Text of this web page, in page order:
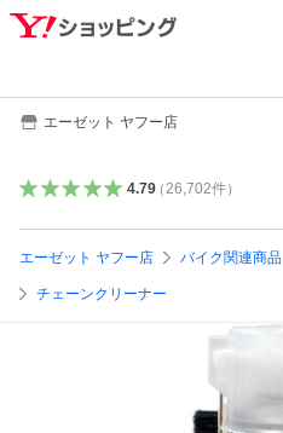
エーゼット ヤフー店
4.79（ 26,702件）
エーゼット ヤフー店 バイク関連商品
チェーンクリーナー